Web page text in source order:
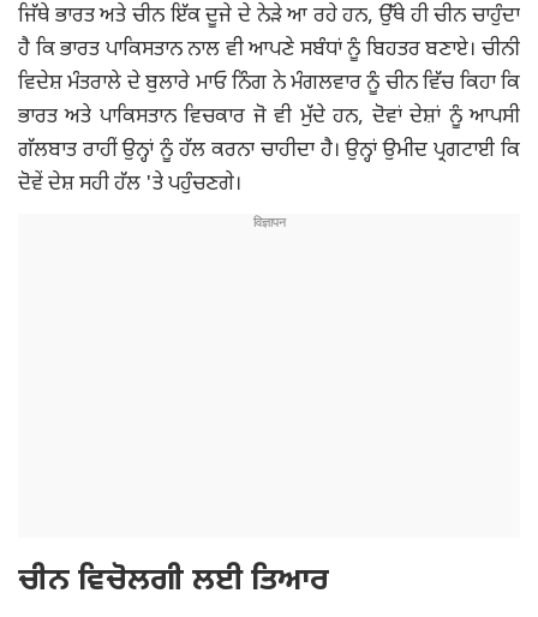
ਜਿੱਥੇ ਭਾਰਤ ਅਤੇ ਚੀਨ ਇੱਕ ਦੂਜੇ ਦੇ ਨੇੜੇ ਆ ਰਹੇ ਹਨ, ਉੱਥੇ ਹੀ ਚੀਨ ਚਾਹੁੰਦਾ
ਹੈ ਕਿ ਭਾਰਤ ਪਾਕਿਸਤਾਨ ਨਾਲ ਵੀ ਆਪਣੇ ਸਬੰਧਾਂ ਨੂੰ ਬਿਹਤਰ ਬਣਾਏ। ਚੀਨੀ
ਵਿਦੇਸ਼ ਮੰਤਰਾਲੇ ਦੇ ਬੁਲਾਰੇ ਮਾਓ ਨਿੰਗ ਨੇ ਮੰਗਲਵਾਰ ਨੂੰ ਚੀਨ ਵਿੱਚ ਕਿਹਾ ਕਿ
ਭਾਰਤ ਅਤੇ ਪਾਕਿਸਤਾਨ ਵਿਚਕਾਰ ਜੋ ਵੀ ਮੁੱਦੇ ਹਨ, ਦੋਵਾਂ ਦੇਸ਼ਾਂ ਨੂੰ ਆਪਸੀ
ਗੱਲਬਾਤ ਰਾਹੀਂ ਉਨ੍ਹਾਂ ਨੂੰ ਹੱਲ ਕਰਨਾ ਚਾਹੀਦਾ ਹੈ। ਉਨ੍ਹਾਂ ਉਮੀਦ ਪ੍ਰਗਟਾਈ ਕਿ
ਦੋਵੇਂ ਦੇਸ਼ ਸਹੀ ਹੱਲ 'ਤੇ ਪਹੁੰਚਣਗੇ।
ਚੀਨ ਵਿਚੋਲਗੀ ਲਈ ਤਿਆਰ